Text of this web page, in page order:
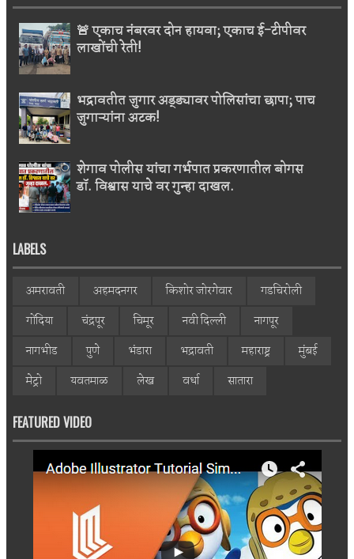
🚨 एकाच नंबरवर दोन हायवा; एकाच ई-टीपीवर
लाखोंची रेती!
भद्रावतीत जुगार अड्ड्यावर पोलिसांचा छापा; पाच
जुगाऱ्यांना अटक!
शेगाव पोलीस यांचा गर्भपात प्रकरणातील बोगस
डॉ. विश्वास याचे वर गुन्हा दाखल.
LABELS
अमरावती अहमदनगर किशोर जोरगेवार
गडचिरोली
गोंदिया
चंद्रपूर चिमूर नवी दिल्ली
नागपूर
नागभीड
पुणे भंडारा भद्रावती महाराष्ट्र
मुंबई
मेट्रो
यवतमाळ लेख वर्धा सातारा
FEATURED VIDEO